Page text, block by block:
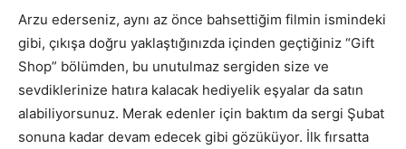
Arzu ederseniz, aynı az önce bahsettiğim filmin ismindeki
gibi, çıkışa doğru yaklaştığınızda içinden geçtiğiniz “Gift
Shop” bölümden, bu unutulmaz sergiden size ve
sevdiklerinize hatıra kalacak hediyelik eşyalar da satın
alabiliyorsunuz. Merak edenler için baktım da sergi Şubat
sonuna kadar devam edecek gibi gözüküyor. İlk fırsatta